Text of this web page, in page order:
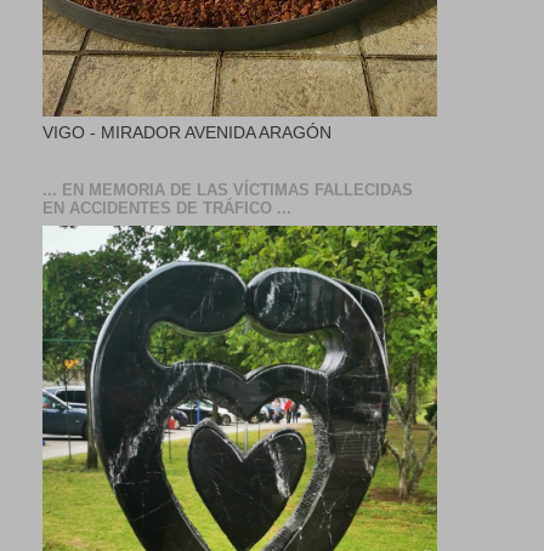
VIGO - MIRADOR AVENIDA ARAGÓN
... EN MEMORIA DE LAS VÍCTIMAS FALLECIDAS
EN ACCIDENTES DE TRÁFICO ...